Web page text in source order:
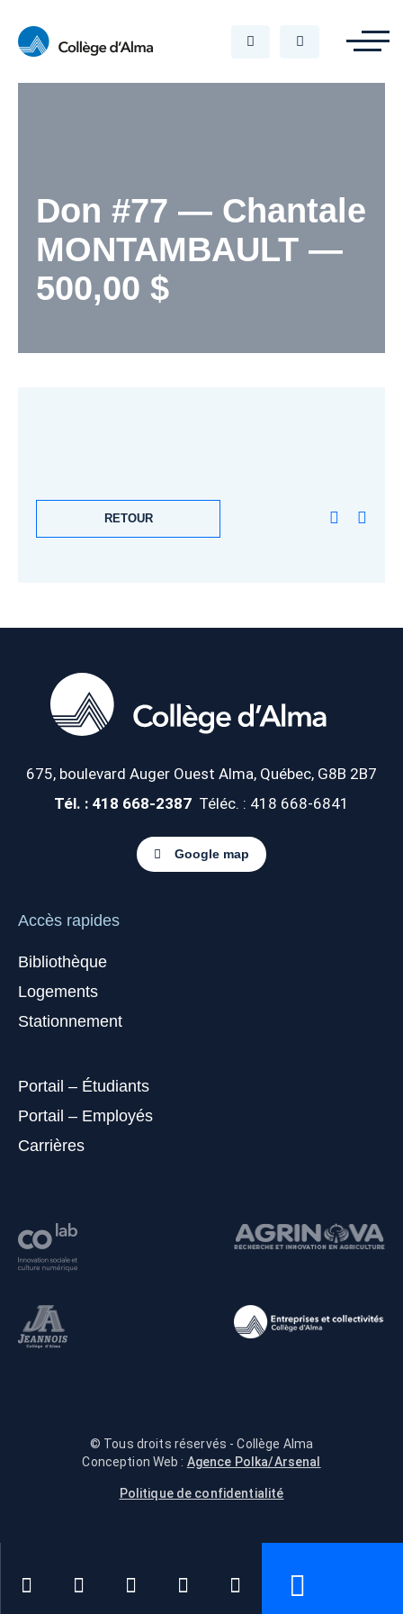
Don #77 — Chantale
MONTAMBAULT —
500,00 $
RETOUR
675, boulevard Auger Ouest Alma, Québec, G8B 2B7
Tél. : 418 668-2387 Téléc. : 418 668-6841
Google map
Accès rapides
Bibliothèque
Logements
Stationnement
Portail – Étudiants
Portail – Employés
Carrières
© Tous droits réservés - Collège Alma
Conception Web : Agence Polka/Arsenal
Politique de confidentialité